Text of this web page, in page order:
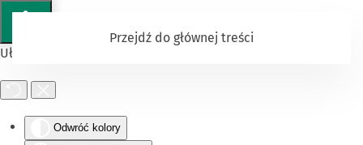
Ułatwienia dostępu
Odwróć kolory
Przejdź do głównej treści